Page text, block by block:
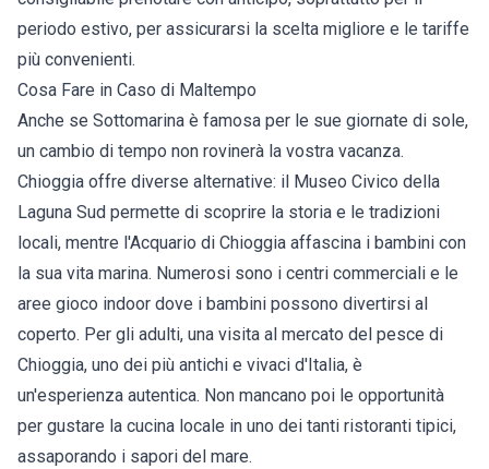
periodo estivo, per assicurarsi la scelta migliore e le tariffe
più convenienti.
Cosa Fare in Caso di Maltempo
Anche se Sottomarina è famosa per le sue giornate di sole,
un cambio di tempo non rovinerà la vostra vacanza.
Chioggia offre diverse alternative: il Museo Civico della
Laguna Sud permette di scoprire la storia e le tradizioni
locali, mentre l'Acquario di Chioggia affascina i bambini con
la sua vita marina. Numerosi sono i centri commerciali e le
aree gioco indoor dove i bambini possono divertirsi al
coperto. Per gli adulti, una visita al mercato del pesce di
Chioggia, uno dei più antichi e vivaci d'Italia, è
un'esperienza autentica. Non mancano poi le opportunità
per gustare la cucina locale in uno dei tanti ristoranti tipici,
assaporando i sapori del mare.